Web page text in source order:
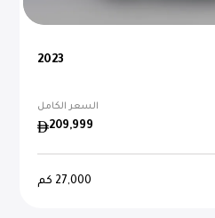
2023
السعر الكامل
209,999
27,000 كم